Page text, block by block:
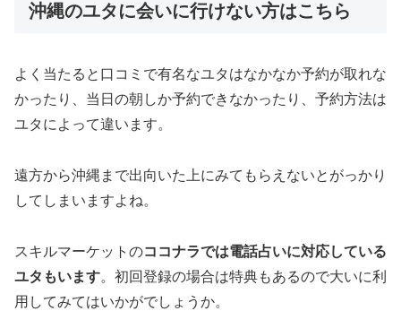
沖縄のユタに会いに行けない方はこちら
よく当たると口コミで有名なユタはなかなか予約が取れな
かったり、当日の朝しか予約できなかったり、予約方法は
ユタによって違います。
遠方から沖縄まで出向いた上にみてもらえないとがっかり
してしまいますよね。
スキルマーケットのココナラでは電話占いに対応している
ユタもいます。初回登録の場合は特典もあるので大いに利
用してみてはいかがでしょうか。